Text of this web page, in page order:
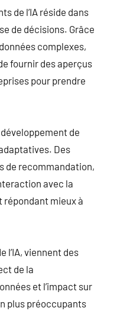
de l’IA réside dans
de décisions. Grâce
complexes,
fournir des aperçus
pour prendre
de
Des
de recommandation,
avec la
mieux à
l’IA, viennent des
de la
et l’impact sur
plus préoccupants